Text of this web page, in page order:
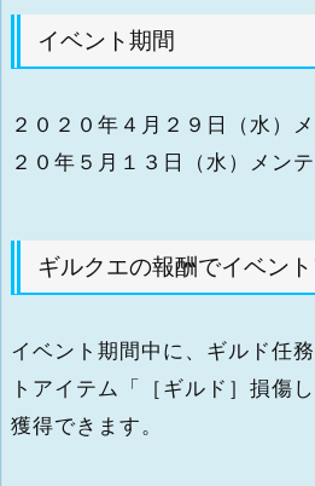
イベント期間
２０２０年４月２９日（水）
２０年５月１３日（水）メン
ギルクエの報酬でイベン
イベント期間中に、ギルド任
トアイテム「［ギルド］損傷
獲得できます。